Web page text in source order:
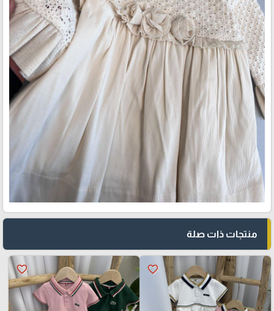
منتجات ذات صلة
favorite_border
favorite_border